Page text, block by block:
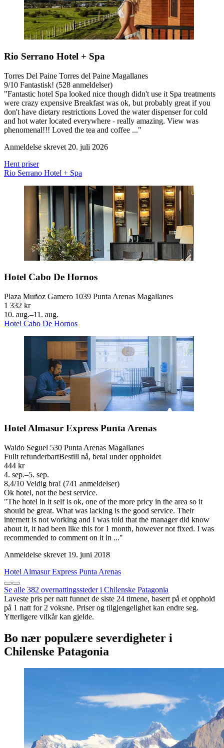
Rio Serrano Hotel + Spa
Torres Del Paine Torres del Paine Magallanes
9/10 Fantastisk! (528 anmeldelser)
"Fantastic hotel Spa looked nice though didn't use it Spa treatments
were crazy expensive Breakfast was ok, but probably great if you
don't have dietary restrictions Loved the water dispenser for cold
and hot water located everywhere - really amazing. View was
phenomenal!!! Loved the tea and coffee ..."
Anmeldelse skrevet 20. juli 2026
Hent priser
Rio Serrano Hotel + Spa
Hotel Cabo De Hornos
Plaza Muñoz Gamero 1039 Punta Arenas Magallanes
1 332 kr
10. aug.–11. aug.
Hotel Cabo De Hornos
Hotel Almasur Express Punta Arenas
Waldo Seguel 530 Punta Arenas Magallanes
Fullt refunderbartBestill nå, betal under oppholdet
444 kr
4. sep.–5. sep.
8,4/10 Veldig bra! (741 anmeldelser)
Ok hotel, not the best service.
"The hotel in it self is ok, one of the more pricy in the area so it
should be great. What was lacking is the good service. Their
internett is not working and I was told that the manager did know
about it, it had been like this for 1 month, however not fixed. I was
recommended to comment on it in ..."
Anmeldelse skrevet 19. juni 2018
Hotel Almasur Express Punta Arenas
Se alle 382 overnattingssteder i Chilenske Patagonia
Laveste pris per natt funnet de siste 24 timene, basert på et opphold
på 1 natt for 2 voksne. Priser og tilgjengelighet kan endre seg.
Ytterligere vilkår kan gjelde.
Bo nær populære severdigheter i
Chilenske Patagonia